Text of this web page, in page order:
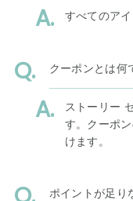
すべてのア
クーポンとは何
ストーリー
す。クーポ
けます。
ポイントが足り